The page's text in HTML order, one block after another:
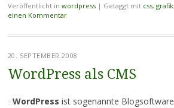
Veröffentlicht in wordpress | Getaggt mit css, grafik,
einen Kommentar
20. SEPTEMBER 2008
WordPress als CMS
WordPress ist sogenannte